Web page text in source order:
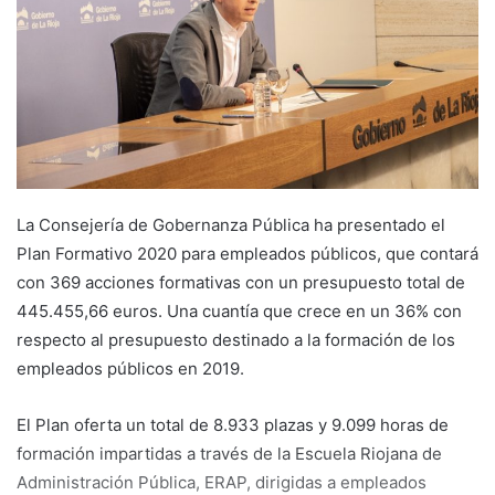
i
La Consejería de Gobernanza Pública ha presentado el
Plan Formativo 2020 para empleados públicos, que contará
con 369 acciones formativas con un presupuesto total de
445.455,66 euros. Una cuantía que crece en un 36% con
respecto al presupuesto destinado a la formación de los
empleados públicos en 2019.
El Plan oferta un total de 8.933 plazas y 9.099 horas de
formación impartidas a través de la Escuela Riojana de
Administración Pública, ERAP, dirigidas a empleados